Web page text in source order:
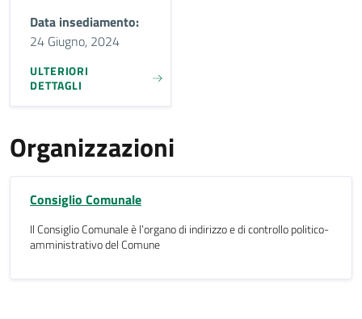
Data insediamento:
24 Giugno, 2024
ULTERIORI
DETTAGLI
Organizzazioni
Consiglio Comunale
Il Consiglio Comunale è l’organo di indirizzo e di controllo politico-
amministrativo del Comune